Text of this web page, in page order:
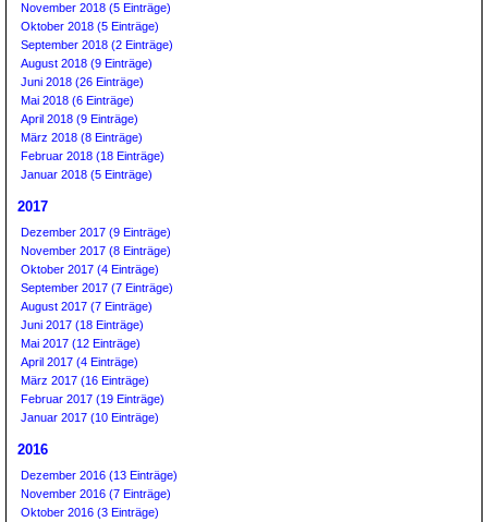
November 2018 (5 Einträge)
Oktober 2018 (5 Einträge)
September 2018 (2 Einträge)
August 2018 (9 Einträge)
Juni 2018 (26 Einträge)
Mai 2018 (6 Einträge)
April 2018 (9 Einträge)
März 2018 (8 Einträge)
Februar 2018 (18 Einträge)
Januar 2018 (5 Einträge)
2017
Dezember 2017 (9 Einträge)
November 2017 (8 Einträge)
Oktober 2017 (4 Einträge)
September 2017 (7 Einträge)
August 2017 (7 Einträge)
Juni 2017 (18 Einträge)
Mai 2017 (12 Einträge)
April 2017 (4 Einträge)
März 2017 (16 Einträge)
Februar 2017 (19 Einträge)
Januar 2017 (10 Einträge)
2016
Dezember 2016 (13 Einträge)
November 2016 (7 Einträge)
Oktober 2016 (3 Einträge)